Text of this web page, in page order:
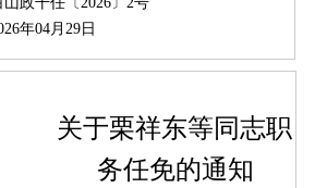
年04月29日
政府关于栗祥东等同志职
务任免的通知